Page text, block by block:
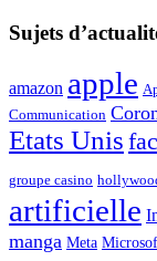
Sujets
amazon apple
Communication
Etats Unis
groupe casino
artificielle
manga Meta